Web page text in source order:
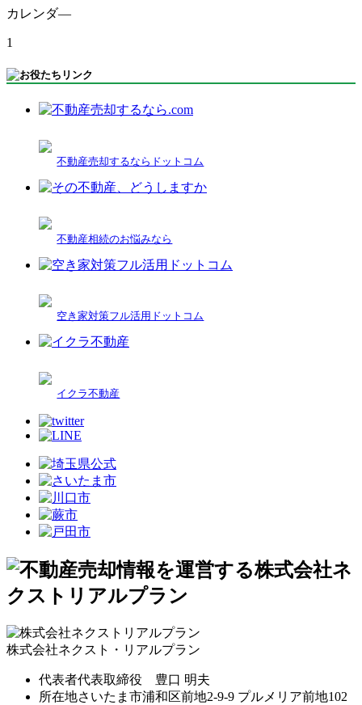
カレンダ―
1
不動産売却するならドットコム
不動産相続のお悩みなら
空き家対策フル活用ドットコム
イクラ不動産
株式会社ネクスト・リアルプラン
代表者代表取締役 豊口 明夫
所在地さいたま市浦和区前地2-9-9 プルメリア前地102